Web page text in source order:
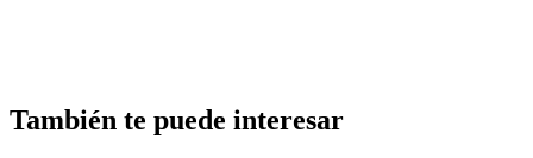
También te puede interesar